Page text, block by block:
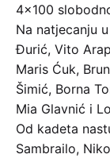
4×100
Na natjecanju
Đurić, Vito
Maris Ćuk,
Šimić, Borna
Mia Glavnić i
Od kadeta
Sambrailo,